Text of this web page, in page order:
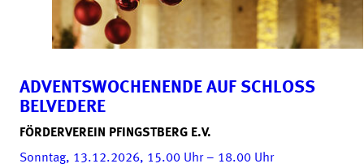
ADVENTSWOCHENENDE AUF SCHLOSS
BELVEDERE
FÖRDERVEREIN PFINGSTBERG E.V.
Sonntag, 13.12.2026, 15.00 Uhr– 18.00 Uhr